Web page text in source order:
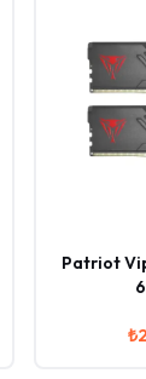
Patriot